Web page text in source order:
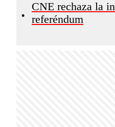
•
CNE rechaza la
referéndum